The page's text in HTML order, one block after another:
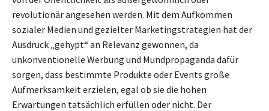
revolutionär angesehen werden. Mit dem Aufkommen
sozialer Medien und gezielter Marketingstrategien hat der
Ausdruck „gehypt“ an Relevanz gewonnen, da
unkonventionelle Werbung und Mundpropaganda dafür
sorgen, dass bestimmte Produkte oder Events große
Aufmerksamkeit erzielen, egal ob sie die hohen
Erwartungen tatsächlich erfüllen oder nicht. Der